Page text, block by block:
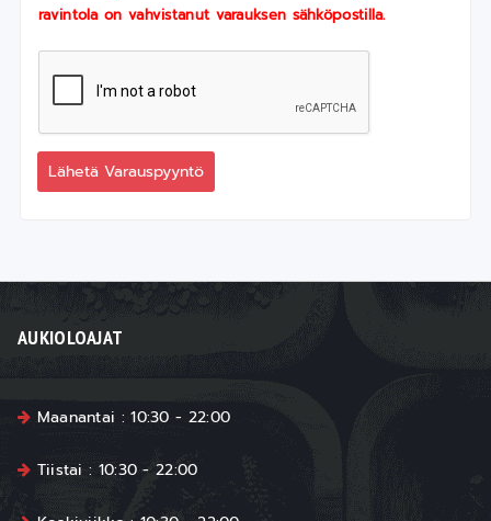
ravintola on vahvistanut varauksen sähköpostilla.
Lähetä Varauspyyntö
AUKIOLOAJAT
Maanantai : 10:30 - 22:00
Tiistai : 10:30 - 22:00